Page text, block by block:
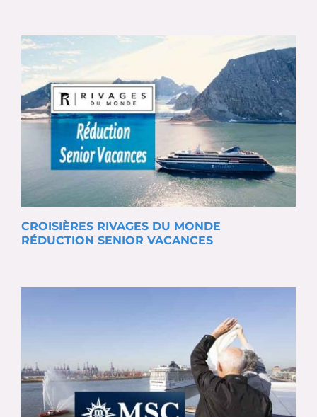
CROISIÈRES RIVAGES DU MONDE
RÉDUCTION SENIOR VACANCES